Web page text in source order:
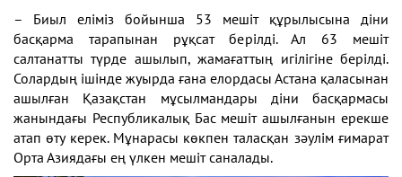
– Биыл еліміз бойынша 53 мешіт құрылысына діни
басқарма тарапынан рұқсат берілді. Ал 63 мешіт
салтанатты түрде ашылып, жамағаттың игілігіне берілді.
Солардың ішінде жуырда ғана елордасы Астана қаласынан
ашылған Қазақстан мұсылмандары діни басқармасы
жанындағы Республикалық Бас мешіт ашылғанын ерекше
атап өту керек. Мұнарасы көкпен таласқан зәулім ғимарат
Орта Азиядағы ең үлкен мешіт саналады.